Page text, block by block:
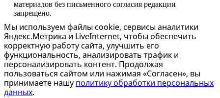
материалов без письменного согласия редакции
запрещено.
Мы используем файлы cookie, сервисы аналитики
Яндекс.Метрика и LiveInternet, чтобы обеспечить
корректную работу сайта, улучшить его
функциональность, анализировать трафик и
персонализировать контент. Продолжая
пользоваться сайтом или нажимая «Согласен», вы
принимаете нашу политику обработки персональных
данных.